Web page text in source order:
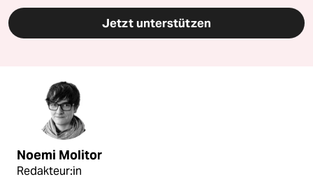
Jetzt unterstützen
Noemi Molitor
Redakteur:in